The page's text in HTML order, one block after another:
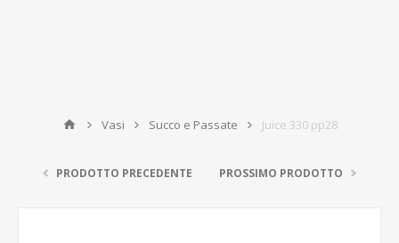
Vasi Succo e Passate Juice 330 pp28
PRODOTTO PRECEDENTE PROSSIMO PRODOTTO